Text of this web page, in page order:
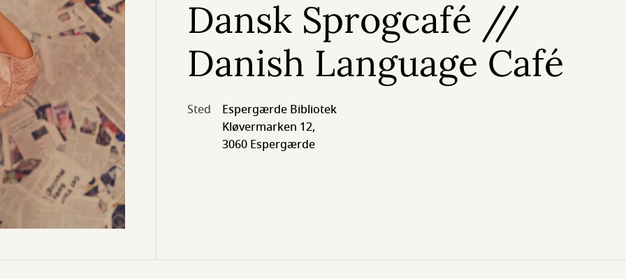
Dansk Sprogcafé //
Danish Language Café
Sted
Espergærde Bibliotek
Kløvermarken 12,
3060 Espergærde